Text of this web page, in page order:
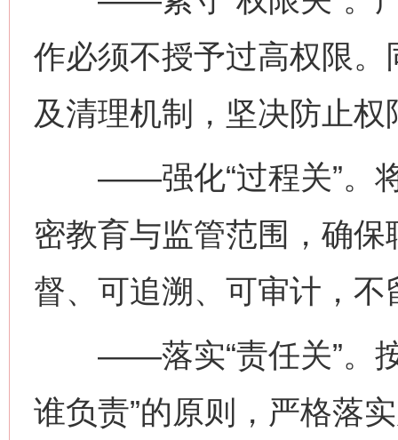
作必须不授予过高权限
及清理机制，坚决防止
——强化“过程关”。将
密教育与监管范围，确
督、可追溯、可审计，不
——落实“责任关”。按
谁负责”的原则，严格落